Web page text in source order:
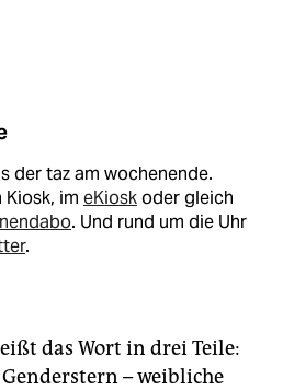
der taz am wochenende.
Kiosk, im eKioskoder gleich
. Und rund um die Uhr
.
das Wort in drei Teile:
– weibliche